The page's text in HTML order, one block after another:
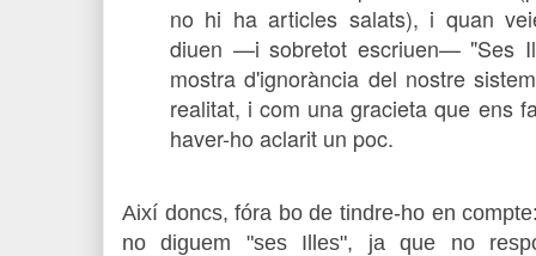
no hi ha articles salats), i quan
diuen —i sobretot escriuen— "Ses
mostra d'ignorància del nostre
realitat, i com una gracieta que ens
haver-ho aclarit un poc.
Així doncs, fóra bo de tindre-ho en
no diguem "ses Illes", ja que no